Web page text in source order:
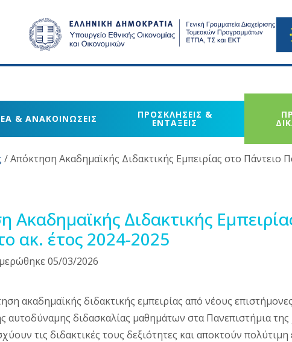
& ΑΝΑΚΟΙΝΩΣΕΙΣ ΠΡΟΣΚΛΗΣΕΙΣ &
ΕΝΤΑΞΕΙΣ
/Απόκτηση Ακαδημαϊκής Διδακτικής Εμπειρίας στο Πάντειο
Ακαδημαϊκής Διδακτικής
ακ. έτος 2024-2025
05/03/2026
ακαδημαϊκής διδακτικής εμπειρίας από νέους
αυτοδύναμης διδασκαλίας μαθημάτων στα Πανεπιστήμια
τις διδακτικές τους δεξιότητες και αποκτούν πολύτιμη